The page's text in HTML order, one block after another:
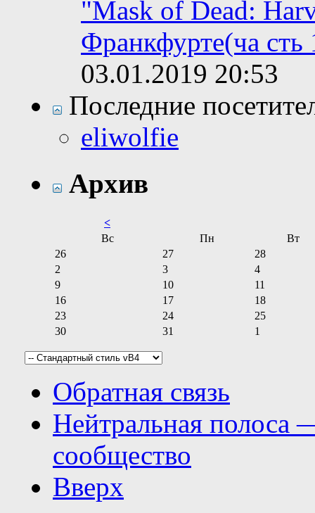
"Mask of Dead:
Франкфурте(ча сть
03.01.2019 20:53
Последние
eliwolfie
Архив
<
Вс
Пн
Вт
26
27
28
2
3
4
9
10
11
16
17
18
23
24
25
30
31 1
Обратная связь
Нейтральная полоса
сообщество
Вверх